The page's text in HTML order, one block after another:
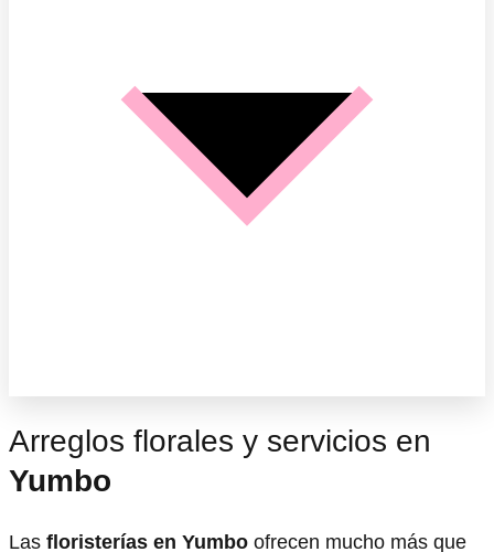
Arreglos florales y servicios en
Yumbo
Las floristerías en Yumbo ofrecen mucho más que